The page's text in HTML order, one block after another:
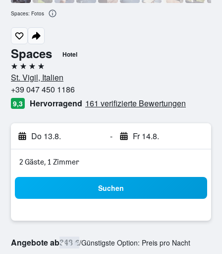
Spaces Hotel
4 Sterne
St. Vigil, Italien
+39 047 450 1186
9,3 Hervorragend 161 verifizierte Bewertungen
Do 13.8. - Fr 14.8.
2 Gäste, 1 Zimmer
Suchen
Angebote ab348 €/Günstigste Option: Preis pro Nacht
Spaces: Fotos